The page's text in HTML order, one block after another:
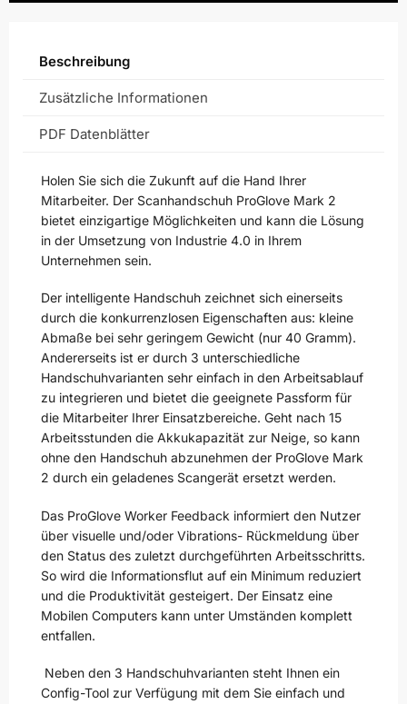
Beschreibung
Zusätzliche Informationen
PDF Datenblätter
Holen Sie sich die Zukunft auf die Hand Ihrer
Mitarbeiter. Der Scanhandschuh ProGlove Mark 2
bietet einzigartige Möglichkeiten und kann die Lösung
in der Umsetzung von Industrie 4.0 in Ihrem
Unternehmen sein.
Der intelligente Handschuh zeichnet sich einerseits
durch die konkurrenzlosen Eigenschaften aus: kleine
Abmaße bei sehr geringem Gewicht (nur 40 Gramm).
Andererseits ist er durch 3 unterschiedliche
Handschuhvarianten sehr einfach in den Arbeitsablauf
zu integrieren und bietet die geeignete Passform für
die Mitarbeiter Ihrer Einsatzbereiche. Geht nach 15
Arbeitsstunden die Akkukapazität zur Neige, so kann
ohne den Handschuh abzunehmen der ProGlove Mark
2 durch ein geladenes Scangerät ersetzt werden.
Das ProGlove Worker Feedback informiert den Nutzer
über visuelle und/oder Vibrations- Rückmeldung über
den Status des zuletzt durchgeführten Arbeitsschritts.
So wird die Informationsflut auf ein Minimum reduziert
und die Produktivität gesteigert. Der Einsatz eine
Mobilen Computers kann unter Umständen komplett
entfallen.
Neben den 3 Handschuhvarianten steht Ihnen ein
Config-Tool zur Verfügung mit dem Sie einfach und